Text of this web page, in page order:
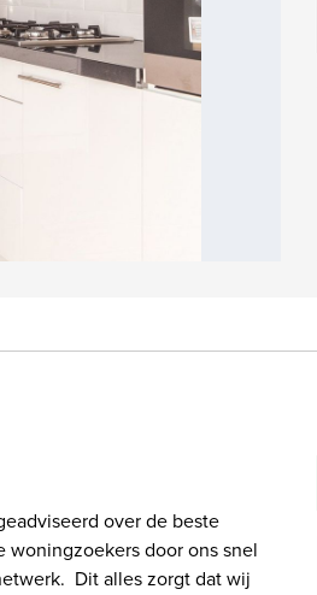
over de beste
woningzoekers door ons snel
Dit alles zorgt dat wij